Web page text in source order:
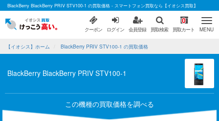
BlackBerry BlackBerry PRIV STV100-1 の買取価格 - スマートフォン買取なら【イオシス買取】
クーポン ログイン 会員登録 買取検索
0
買取カート MENU
【イオシス】ホーム BlackBerry PRIV STV100-1 の買取価格
BlackBerry BlackBerry PRIV STV100-1
この機種の買取価格を調べる